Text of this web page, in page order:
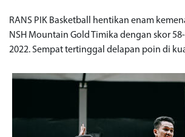
RANS PIK Basketball hentikan enam
NSH Mountain Gold Timika dengan skor
2022. Sempat tertinggal delapan poin di